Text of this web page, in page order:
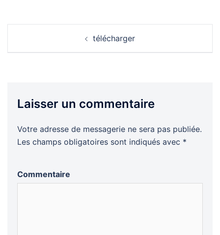
télécharger
Laisser un commentaire
Votre adresse de messagerie ne sera pas publiée.
Les champs obligatoires sont indiqués avec *
Commentaire